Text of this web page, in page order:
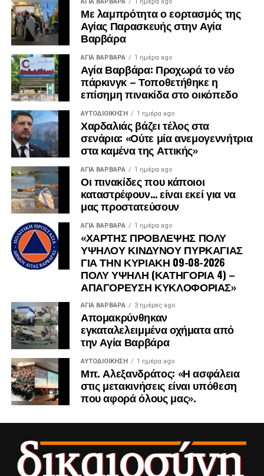
Με λαμπρότητα ο εορτασμός της
Αγίας Παρασκευής στην Αγία
Βαρβάρα
ΑΓΙΑ ΒΑΡΒΑΡΑ 1 ημέρα ago
Αγία Βαρβάρα: Προχωρά το νέο
πάρκινγκ – Τοποθετήθηκε η
επίσημη πινακίδα στο οικόπεδο
ΑΥΤΟΔΙΟΊΚΗΣΗ 1 ημέρα ago
Χαρδαλιάς βάζει τέλος στα
σενάρια: «Ούτε μία ανεμογεννήτρια
στα καμένα της Αττικής»
ΑΓΙΑ ΒΑΡΒΑΡΑ 1 ημέρα ago
Οι πινακίδες που κάποιοι
καταστρέφουν… είναι εκεί για να
μας προστατεύσουν
ΑΓΙΑ ΒΑΡΒΑΡΑ 1 ημέρα ago
«ΧΑΡΤΗΣ ΠΡΟΒΛΕΨΗΣ ΠΟΛΥ
ΥΨΗΛΟΥ ΚΙΝΔΥΝΟΥ ΠΥΡΚΑΓΙΑΣ
ΓΙΑ ΤΗΝ ΚΥΡΙΑΚΗ 09-08-2026
ΠΟΛΥ ΥΨΗΛΗ (ΚΑΤΗΓΟΡΙΑ 4) –
ΑΠΑΓΟΡΕΥΣΗ ΚΥΚΛΟΦΟΡΙΑΣ»
ΑΓΙΑ ΒΑΡΒΑΡΑ 3 ημέρες ago
Απομακρύνθηκαν
εγκαταλελειμμένα οχήματα από
την Αγία Βαρβάρα
ΑΥΤΟΔΙΟΊΚΗΣΗ 1 ημέρα ago
Μπ. Αλεξανδράτος: «Η ασφάλεια
στις μετακινήσεις είναι υπόθεση
που αφορά όλους μας».